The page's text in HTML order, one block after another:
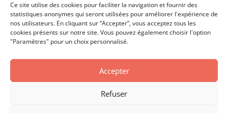
Ce site utilise des cookies pour faciliter la navigation et fournir des
statistiques anonymes qui seront utilisées pour améliorer l'expérience de
nos utilisateurs. En cliquant sur “Accepter”, vous acceptez tous les
cookies présents sur notre site. Vous pouvez également choisir l'option
"Paramètres" pour un choix personnalisé.
Accepter
Refuser
Copyright © 2026rebondir.net